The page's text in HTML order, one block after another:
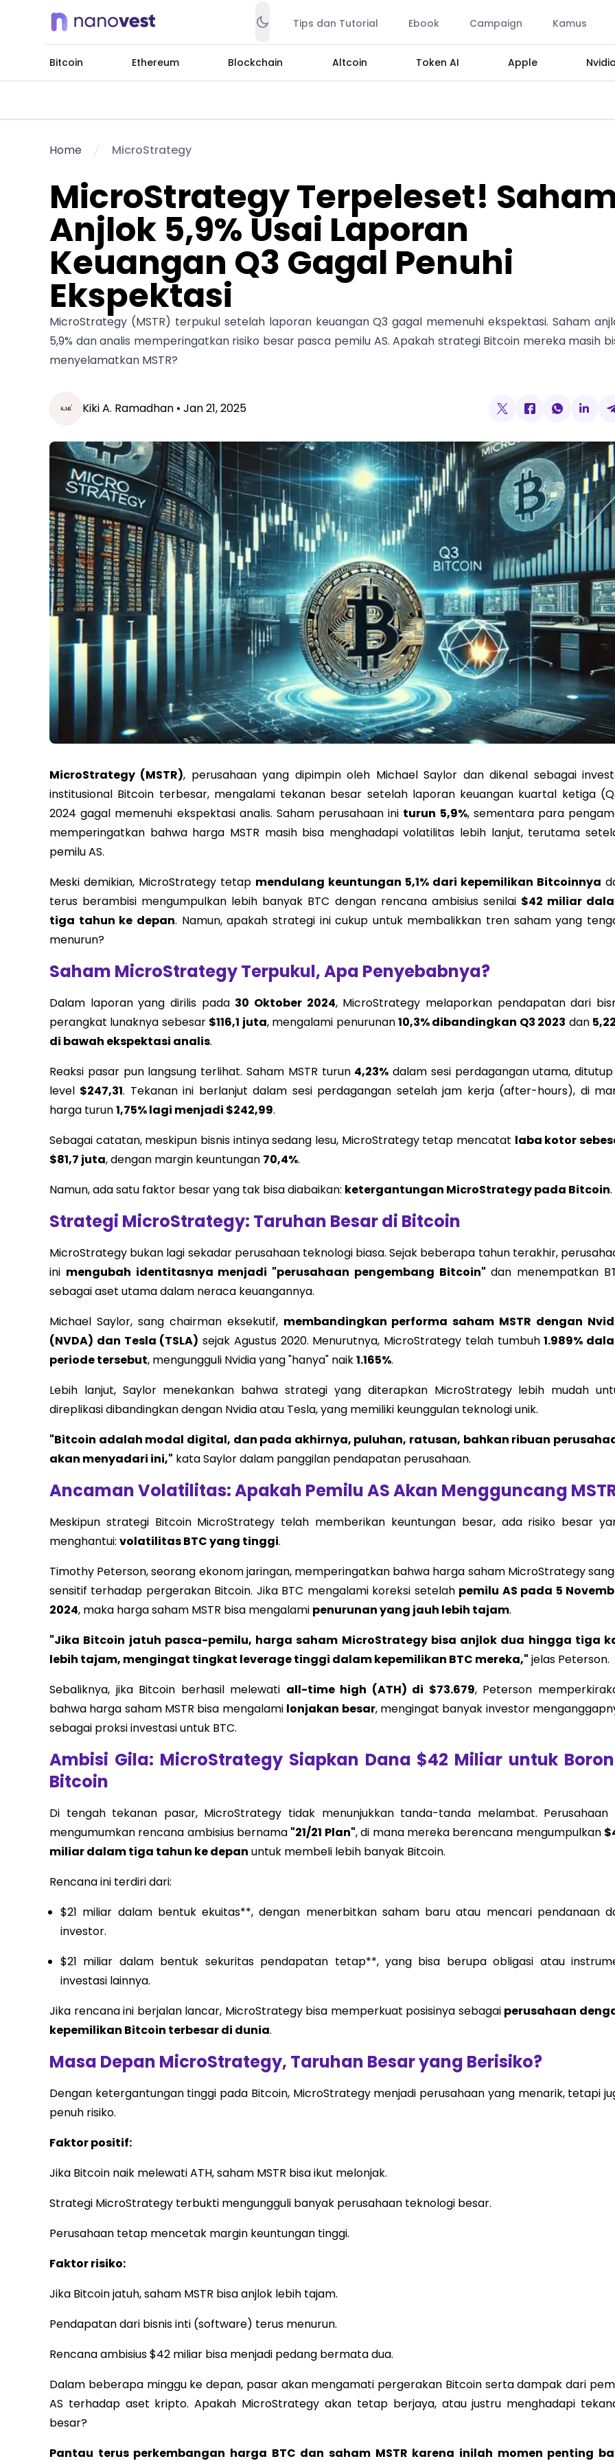
Tips dan Tutorial Ebook Campaign Kamus
Bitcoin Ethereum Blockchain Altcoin Token AI Apple Nvidia
Home MicroStrategy
MicroStrategy Terpeleset!
Anjlok 5,9% Usai Laporan
Keuangan Q3 Gagal Penuhi
Ekspektasi
MicroStrategy (MSTR) terpukul setelah laporan keuangan Q3 gagal memenuhi ekspektasi. Saham
5,9% dan analis memperingatkan risiko besar pasca pemilu AS. Apakah strategi Bitcoin mereka masih
menyelamatkan MSTR?
Kiki A. Ramadhan • Jan 21, 2025
MicroStrategy (MSTR), perusahaan yang dipimpin oleh Michael Saylor dan dikenal sebagai
institusional Bitcoin terbesar, mengalami tekanan besar setelah laporan keuangan kuartal ketiga
2024 gagal memenuhi ekspektasi analis. Saham perusahaan ini turun 5,9%, sementara para
memperingatkan bahwa harga MSTR masih bisa menghadapi volatilitas lebih lanjut, terutama
pemilu AS.
Meski demikian, MicroStrategy tetap mendulang keuntungan 5,1% dari kepemilikan Bitcoinnya
terus berambisi mengumpulkan lebih banyak BTC dengan rencana ambisius senilai $42 miliar
tiga tahun ke depan. Namun, apakah strategi ini cukup untuk membalikkan tren saham yang
menurun?
Saham MicroStrategy Terpukul, Apa Penyebabnya?
Dalam laporan yang dirilis pada 30 Oktober 2024, MicroStrategy melaporkan pendapatan dari
perangkat lunaknya sebesar $116,1 juta, mengalami penurunan10,3% dibandingkan Q3 2023 dan
di bawah ekspektasi analis.
Reaksi pasar pun langsung terlihat. Saham MSTR turun 4,23% dalam sesi perdagangan utama,
level $247,31. Tekanan ini berlanjut dalam sesi perdagangan setelah jam kerja (after-hours), di
harga turun1,75% lagi menjadi $242,99.
Sebagai catatan, meskipun bisnis intinya sedang lesu, MicroStrategy tetap mencatat laba kotor
$81,7 juta, dengan margin keuntungan 70,4%.
Namun, ada satu faktor besar yang tak bisa diabaikan: ketergantungan MicroStrategy pada Bitcoin.
Strategi MicroStrategy: Taruhan Besar di Bitcoin
MicroStrategy bukan lagi sekadar perusahaan teknologi biasa. Sejak beberapa tahun terakhir,
ini mengubah identitasnya menjadi "perusahaan pengembang Bitcoin" dan menempatkan
sebagai aset utama dalam neraca keuangannya.
Michael Saylor, sang chairman eksekutif, membandingkan performa saham MSTR dengan
(NVDA) dan Tesla (TSLA) sejak Agustus 2020. Menurutnya, MicroStrategy telah tumbuh1.989%
periode tersebut, mengungguli Nvidia yang "hanya" naik1.165%.
Lebih lanjut, Saylor menekankan bahwa strategi yang diterapkan MicroStrategy lebih mudah
direplikasi dibandingkan dengan Nvidia atau Tesla, yang memiliki keunggulan teknologi unik.
"Bitcoin adalah modal digital, dan pada akhirnya, puluhan, ratusan, bahkan ribuan
akan menyadari ini," kata Saylor dalam panggilan pendapatan perusahaan.
Ancaman Volatilitas: Apakah Pemilu AS Akan Mengguncang
Meskipun strategi Bitcoin MicroStrategy telah memberikan keuntungan besar, ada risiko besar
menghantui: volatilitas BTC yang tinggi.
Timothy Peterson, seorang ekonom jaringan, memperingatkan bahwa harga saham MicroStrategy
sensitif terhadap pergerakan Bitcoin. Jika BTC mengalami koreksi setelah pemilu AS pada 5
2024, maka harga saham MSTR bisa mengalami penurunan yang jauh lebih tajam.
"Jika Bitcoin jatuh pasca-pemilu, harga saham MicroStrategy bisa anjlok dua hingga tiga
lebih tajam, mengingat tingkat leverage tinggi dalam kepemilikan BTC mereka," jelas Peterson.
Sebaliknya, jika Bitcoin berhasil melewati all-time high (ATH) di $73.679, Peterson
bahwa harga saham MSTR bisa mengalami lonjakan besar, mengingat banyak investor
sebagai proksi investasi untuk BTC.
Ambisi Gila: MicroStrategy Siapkan Dana $42 Miliar untuk
Bitcoin
Di tengah tekanan pasar, MicroStrategy tidak menunjukkan tanda-tanda melambat. Perusahaan
mengumumkan rencana ambisius bernama "21/21 Plan", di mana mereka berencana mengumpulkan
miliar dalam tiga tahun ke depan untuk membeli lebih banyak Bitcoin.
Rencana ini terdiri dari:
$21 miliar dalam bentuk ekuitas**, dengan menerbitkan saham baru atau mencari pendanaan
investor.
$21 miliar dalam bentuk sekuritas pendapatan tetap**, yang bisa berupa obligasi atau
investasi lainnya.
Jika rencana ini berjalan lancar, MicroStrategy bisa memperkuat posisinya sebagai perusahaan
kepemilikan Bitcoin terbesar di dunia.
Masa Depan MicroStrategy, Taruhan Besar yang Berisiko?
Dengan ketergantungan tinggi pada Bitcoin, MicroStrategy menjadi perusahaan yang menarik, tetapi
penuh risiko.
Faktor positif:
Jika Bitcoin naik melewati ATH, saham MSTR bisa ikut melonjak.
Strategi MicroStrategy terbukti mengungguli banyak perusahaan teknologi besar.
Perusahaan tetap mencetak margin keuntungan tinggi.
Faktor risiko:
Jika Bitcoin jatuh, saham MSTR bisa anjlok lebih tajam.
Pendapatan dari bisnis inti (software) terus menurun.
Rencana ambisius $42 miliar bisa menjadi pedang bermata dua.
Dalam beberapa minggu ke depan, pasar akan mengamati pergerakan Bitcoin serta dampak dari
AS terhadap aset kripto. Apakah MicroStrategy akan tetap berjaya, atau justru menghadapi
besar?
Pantau terus perkembangan harga BTC dan saham MSTR karena inilah momen penting